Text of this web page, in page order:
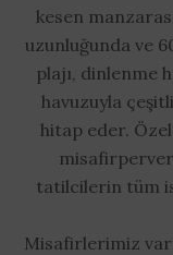
kesen
uzunluğunda ve
plajı, dinlenme
havuzuyla
hitap eder.
tatilcilerin tüm
Misafirlerimiz